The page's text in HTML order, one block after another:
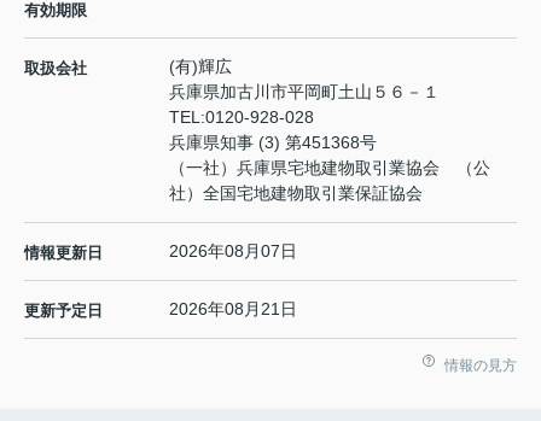
有効期限
取扱会社
(有)輝広
兵庫県加古川市平岡町土山５６－１
TEL:0120-928-028
兵庫県知事 (3) 第451368号
（一社）兵庫県宅地建物取引業協会 （公
社）全国宅地建物取引業保証協会
情報更新日 2026年08月07日
更新予定日 2026年08月21日
情報の見方